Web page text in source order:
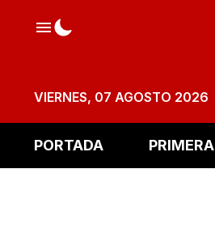
VIERNES, 07 AGOSTO 2026
PORTADA PRIMERA